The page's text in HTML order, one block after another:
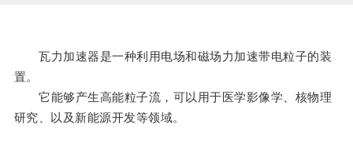
瓦力加速器是一种利用电场和磁场力加速带电粒子的装
置。
它能够产生高能粒子流，可以用于医学影像学、核物理
研究、以及新能源开发等领域。